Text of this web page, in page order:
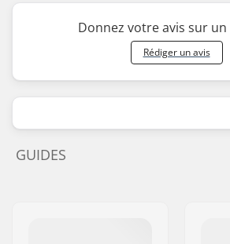
Donnez votre avis sur
Rédiger un avis
GUIDES